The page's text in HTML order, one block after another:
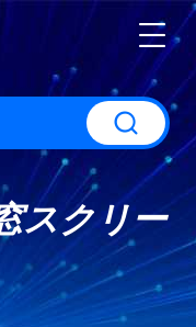
スクリー